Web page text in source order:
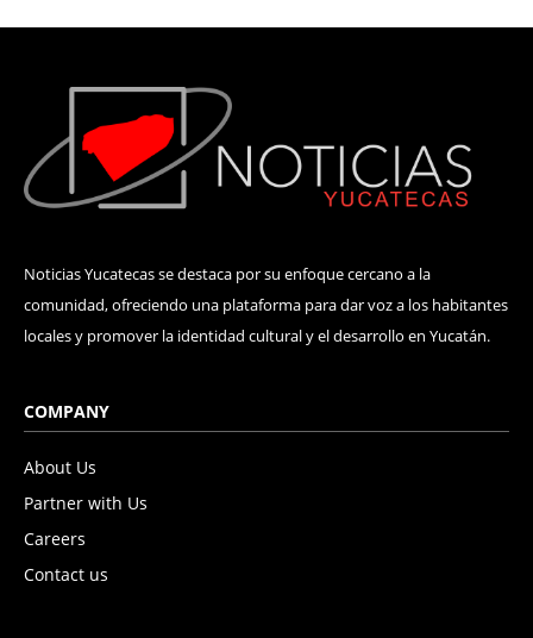
Noticias Yucatecas se destaca por su enfoque cercano a la
comunidad, ofreciendo una plataforma para dar voz a los habitantes
locales y promover la identidad cultural y el desarrollo en Yucatán.
COMPANY
About Us
Partner with Us
Careers
Contact us